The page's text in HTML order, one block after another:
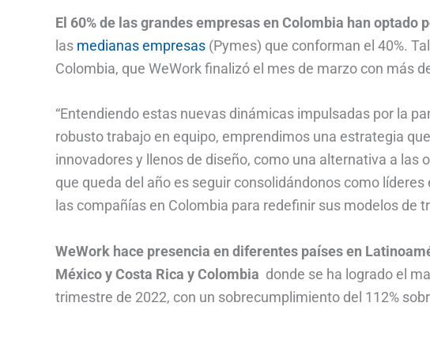
El 60% de las grandes empresas en Colombia han
las medianas empresas (Pymes) que conforman el 40%.
Colombia, que WeWork finalizó el mes de marzo con más
“Entendiendo estas nuevas dinámicas impulsadas por la
robusto trabajo en equipo, emprendimos una estrategia
innovadores y llenos de diseño, como una alternativa a
que queda del año es seguir consolidándonos como
las compañías en Colombia para redefinir sus modelos de
WeWork hace presencia en diferentes países en
México y Costa Rica y Colombia donde se ha logrado el
trimestre de 2022, con un sobrecumplimiento del 112%